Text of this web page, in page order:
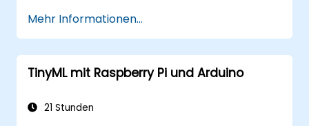
Stromverbrauch zu optimieren.
TinyML in praxisnahe IoT-Anwendungen
zu integrieren.
Mehr Informationen...
TinyML mit Raspberry Pi und Arduino
21 Stunden